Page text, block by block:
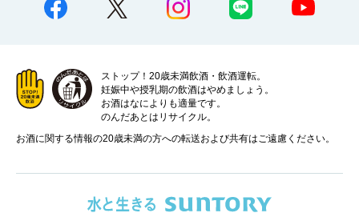
ストップ！20歳未満飲酒・飲酒運転。
妊娠中や授乳期の飲酒はやめましょう。
お酒はなによりも適量です。
のんだあとはリサイクル。
お酒に関する情報の20歳未満の方への転送および共有はご遠慮ください。